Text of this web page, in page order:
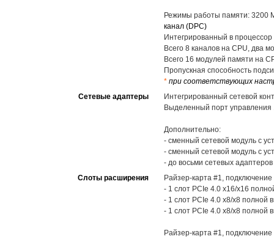
Режимы работы памяти: 3200
канал (DPC)
Интегрированный в
Всего 8 каналов на CPU, два
Всего 16 модулей памяти на
Пропускная способность
* при соответствующих
Сетевые адаптеры
Интегрированный сетевой
Выделенный порт управления
Дополнительно:
- сменный сетевой модуль с
- сменный сетевой модуль с
- до восьми сетевых
Слоты расширения
Райзер-карта #1, подключение
- 1 слот PCIe 4.0 x16/x16
- 1 слот PCIe 4.0 x8/x8 полной
- 1 слот PCIe 4.0 x8/x8 полной
Райзер-карта #1, подключение